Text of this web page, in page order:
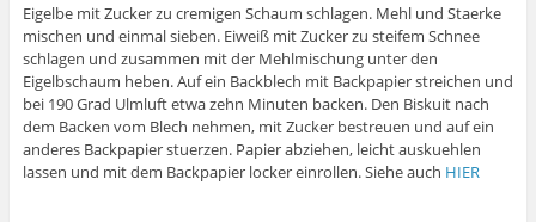
Eigelbe mit Zucker zu cremigen Schaum schlagen. Mehl und Staerke
mischen und einmal sieben. Eiweiß mit Zucker zu steifem Schnee
schlagen und zusammen mit der Mehlmischung unter den
Eigelbschaum heben. Auf ein Backblech mit Backpapier streichen und
bei 190 Grad Ulmluft etwa zehn Minuten backen. Den Biskuit nach
dem Backen vom Blech nehmen, mit Zucker bestreuen und auf ein
anderes Backpapier stuerzen. Papier abziehen, leicht auskuehlen
lassen und mit dem Backpapier locker einrollen. Siehe auch HIER